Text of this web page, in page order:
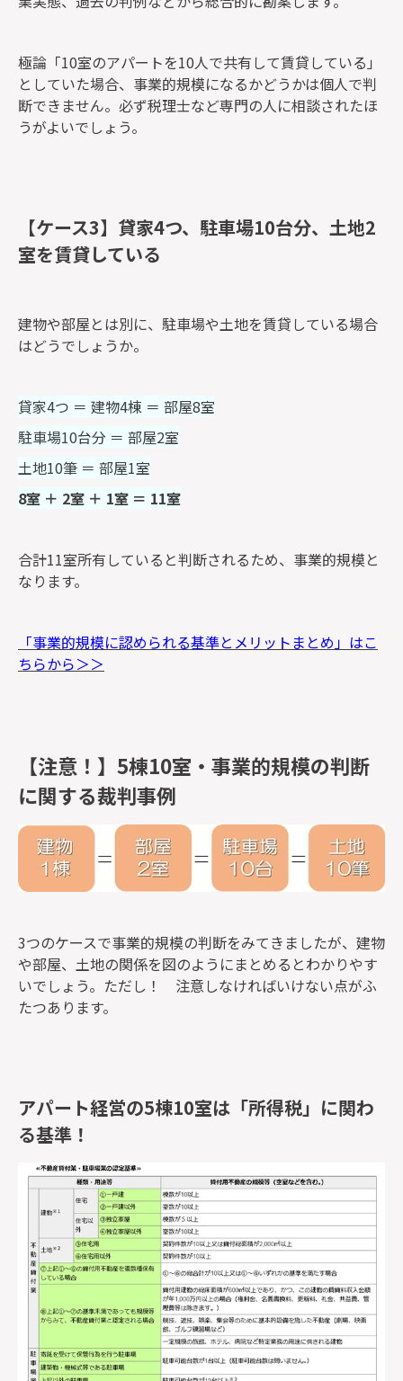
極論「10室のアパートを10人で共有して賃貸している」
としていた場合、事業的規模になるかどうかは個人で判
断できません。必ず税理士など専門の人に相談されたほ
うがよいでしょう。
【ケース3】貸家4つ、駐車場10台分、土地2
室を賃貸している
建物や部屋とは別に、駐車場や土地を賃貸している場合
はどうでしょうか。
貸家4つ ＝ 建物4棟 ＝ 部屋8室
駐車場10台分 ＝ 部屋2室
土地10筆 ＝ 部屋1室
8室 ＋ 2室 ＋ 1室 ＝ 11室
合計11室所有していると判断されるため、事業的規模と
なります。
「事業的規模に認められる基準とメリットまとめ」はこ
ちらから＞＞
【注意！】5棟10室・事業的規模の判断
に関する裁判事例
3つのケースで事業的規模の判断をみてきましたが、建物
や部屋、土地の関係を図のようにまとめるとわかりやす
いでしょう。ただし！ 注意しなければいけない点がふ
たつあります。
アパート経営の5棟10室は「所得税」に関わ
る基準！